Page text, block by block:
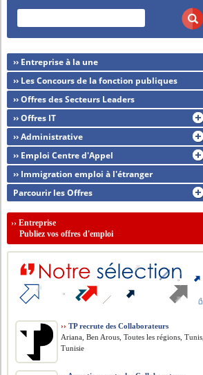
›› Entreprise à la une
›› Les Concours de la fonction publiques
›› Offres des Secteurs Leaders
›› Offres IT
›› Administrative
›› Emploi Centre d'Appel
›› Immigration emploi à l'étranger
Parcourir les Offres
››Entreprise
Publiez vos offres d'emploi
›› TP recrute des Collaborateurs
Ariana, Ben Arous, Toutes les régions, Tunis,
Tunisie